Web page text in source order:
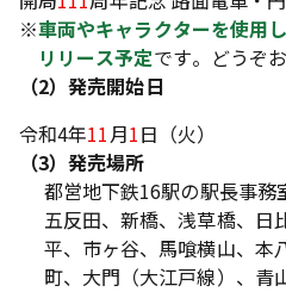
※車両やキャラクターを使用
リリース予定です。どうぞ
（2）発売開始日
令和4年11月1日（火）
（3）発売場所
都営地下鉄16駅の駅長事務
五反田、新橋、浅草橋、日
平、市ヶ谷、馬喰横山、本
町、大門（大江戸線）、青